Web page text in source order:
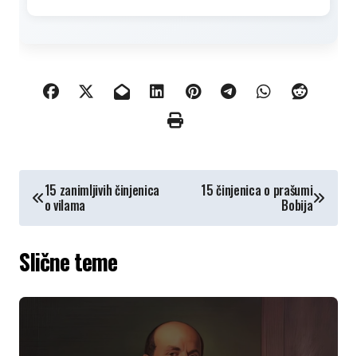
КРЕТАЊЕ
ЧЛАНКА
15 zanimljivih činjenica
o vilama
15 činjenica o prašumi
Bobija
Slične teme